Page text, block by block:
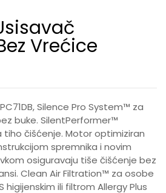
Vrećice
Silence Pro System™ za
buke. SilentPerformer™
tiho čišćenje. Motor optimiziran
spremnika i novim
osiguravaju tiše čišćenje bez
Clean Air Filtration™ za osobe
ili filtrom Allergy Plus